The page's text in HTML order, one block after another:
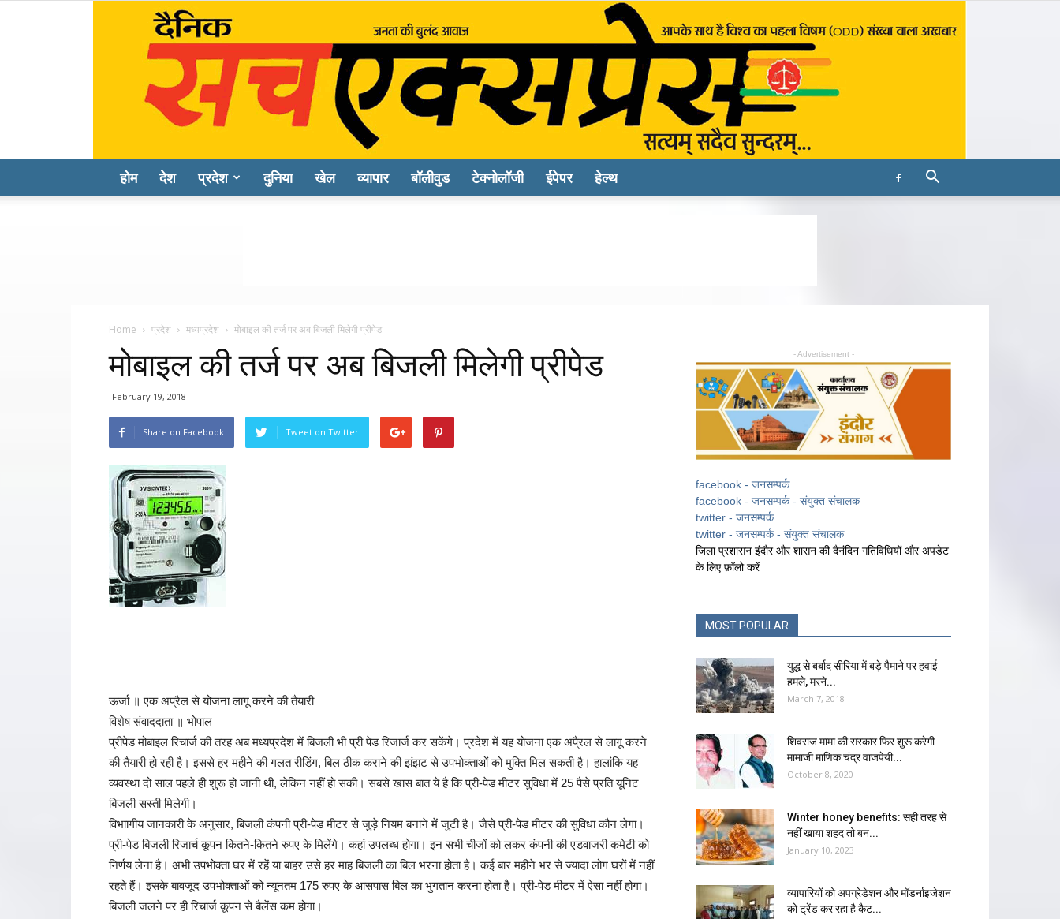
होम देश प्रदेश दुनिया खेल व्यापार बॉलीवुड टेक्नोलॉजी ईपेपर हेल्थ
Home प्रदेश मध्यप्रदेश मोबाइल की तर्ज पर अब बिजली मिलेगी प्रीपेड
मोबाइल की तर्ज पर अब बिजली मिलेगी प्रीपेड
February 19, 2018
Share on Facebook Tweet on Twitter
ऊर्जा ॥ एक अप्रैल से योजना लागू करने की तैयारी
विशेष संवाददाता ॥ भोपाल
प्रीपेड मोबाइल रिचार्ज की तरह अब मध्यप्रदेश में बिजली भी प्री पेड रिजार्ज कर सकेंगे। प्रदेश में यह योजना एक अपै्रल से लागू करने
की तैयारी हो रही है। इससे हर महीने की गलत रीडिंग, बिल ठीक कराने की झंझट से उपभोक्ताओं को मुक्ति मिल सकती है। हालांकि यह
व्यवस्था दो साल पहले ही शुरू हो जानी थी, लेकिन नहीं हो सकी। सबसे खास बात ये है कि प्री-पेड मीटर सुविधा में 25 पैसे प्रति यूनिट
बिजली सस्ती मिलेगी।
विभाागीय जानकारी के अनुसार, बिजली कंपनी प्री-पेड मीटर से जुड़े नियम बनाने में जुटी है। जैसे प्री-पेड मीटर की सुविधा कौन लेगा।
प्री-पेड बिजली रिजार्च कूपन कितने-कितने रुपए के मिलेंगे। कहां उपलब्ध होगा। इन सभी चीजों को लकर कंपनी की एडवाजरी कमेटी को
निर्णय लेना है। अभी उपभोक्ता घर में रहें या बाहर उसे हर माह बिजली का बिल भरना होता है। कई बार महीने भर से ज्यादा लोग घरों में नहीं
रहते हैं। इसके बावजूद उपभोक्ताओं को न्यूनतम 175 रुपए के आसपास बिल का भुगतान करना होता है। प्री-पेड मीटर में ऐसा नहीं होगा।
बिजली जलने पर ही रिचार्ज कूपन से बैलेंस कम होगा।
- Advertisement -
facebook - जनसम्पर्क
facebook - जनसम्पर्क - संयुक्त संचालक
twitter - जनसम्पर्क
twitter - जनसम्पर्क - संयुक्त संचालक
जिला प्रशासन इंदौर और शासन की दैनंदिन गतिविधियों और अपडेट
के लिए फ़ॉलो करें
MOST POPULAR
युद्ध से बर्बाद सीरिया में बड़े पैमाने पर हवाई
हमले, मरने...
March 7, 2018
शिवराज मामा की सरकार फिर शुरू करेगी
मामाजी माणिक चंद्र वाजपेयी...
October 8, 2020
Winter honey benefits: सही तरह से
नहीं खाया शहद तो बन...
January 10, 2023
व्यापारियों को अपग्रेडेशन और मॉडर्नाइजेशन
को ट्रेंड कर रहा है कैट...